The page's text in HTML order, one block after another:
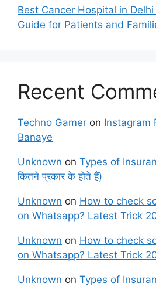
Best Cancer Hospital in
Guide for Patients and
Recent
Techno Gamer on Instagram
Banaye
Unknown on Types of
कितने प्रकार के होते हैं)
Unknown on How to check
on Whatsapp? Latest Trick
Unknown on How to check
on Whatsapp? Latest Trick
Unknown on Types of